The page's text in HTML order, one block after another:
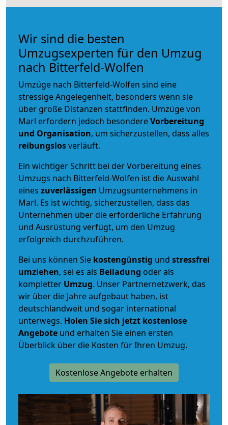
Wir sind die besten
Umzugsexperten für den Umzug
nach Bitterfeld-Wolfen
Umzüge nach Bitterfeld-Wolfen sind eine
stressige Angelegenheit, besonders wenn sie
über große Distanzen stattfinden. Umzüge von
Marl erfordern jedoch besondereVorbereitung
und Organisation, um sicherzustellen, dass alles
reibungslosverläuft.
Ein wichtiger Schritt bei der Vorbereitung eines
Umzugs nach Bitterfeld-Wolfen ist die Auswahl
eines zuverlässigen Umzugsunternehmens in
Marl. Es ist wichtig, sicherzustellen, dass das
Unternehmen über die erforderliche Erfahrung
und Ausrüstung verfügt, um den Umzug
erfolgreich durchzuführen.
Bei uns können Sie kostengünstig und stressfrei
umziehen, sei es als Beiladung oder als
kompletter Umzug. Unser Partnernetzwerk, das
wir über die Jahre aufgebaut haben, ist
deutschlandweit und sogar international
unterwegs. Holen Sie sich jetzt kostenlose
Angebote und erhalten Sie einen ersten
Überblick über die Kosten für Ihren Umzug.
Kostenlose Angebote erhalten